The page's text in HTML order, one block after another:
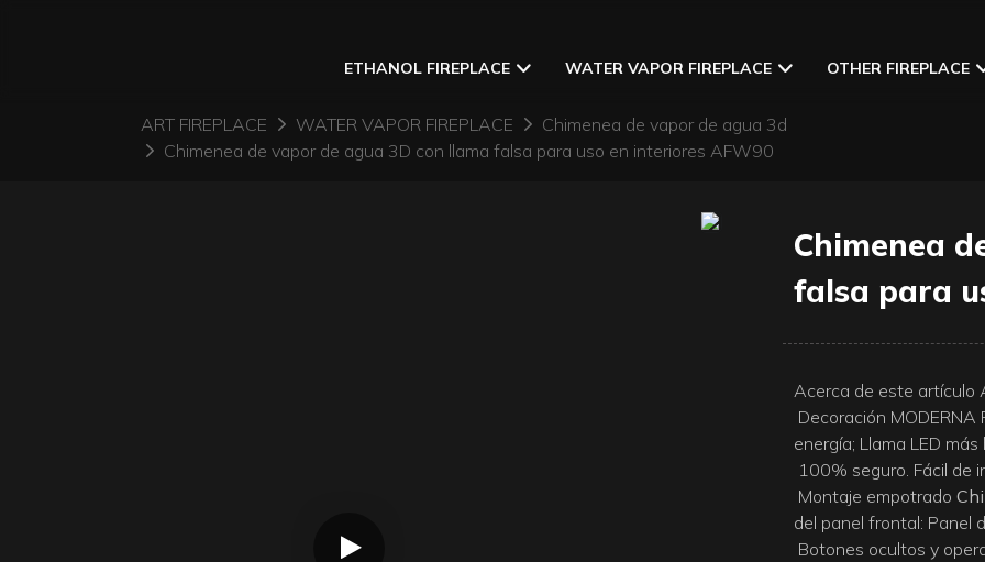
ETHANOL FIREPLACE WATER VAPOR FIREPLACE OTHER FIREPLACE
ART FIREPLACE WATER VAPOR FIREPLACE
Chimenea de vapor de agua 3d
Chimenea de vapor de agua 3D con llama falsa para uso en interiores AFW90
Chimenea
falsa para
Acerca de este artículo
Decoración
energía; Llama LED
100% seguro. Fácil de
Montaje empotrado
del panel frontal: Panel
Botones ocultos y